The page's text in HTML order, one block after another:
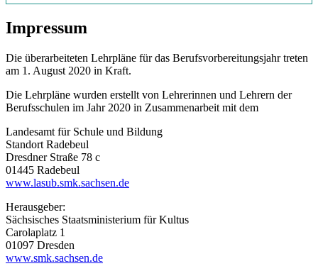
Impressum
Die überarbeiteten Lehrpläne für das Berufsvorbereitungsjahr treten
am 1. August 2020 in Kraft.
Die Lehrpläne wurden erstellt von Lehrerinnen und Lehrern der
Berufsschulen im Jahr 2020 in Zusammenarbeit mit dem
Landesamt für Schule und Bildung
Standort Radebeul
Dresdner Straße 78 c
01445 Radebeul
www.lasub.smk.sachsen.de
Herausgeber:
Sächsisches Staatsministerium für Kultus
Carolaplatz 1
01097 Dresden
www.smk.sachsen.de